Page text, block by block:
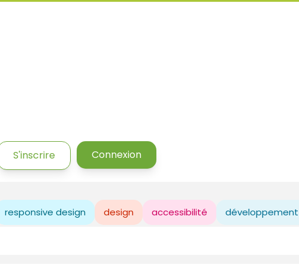
S'inscrire Connexion
responsive design design accessibilité développement